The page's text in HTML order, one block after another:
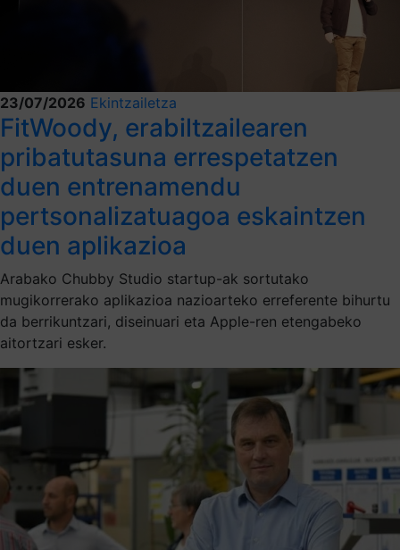
23/07/2026 Ekintzailetza
FitWoody, erabiltzailearen
pribatutasuna errespetatzen
duen entrenamendu
pertsonalizatuagoa eskaintzen
duen aplikazioa
Arabako Chubby Studio startup-ak sortutako
mugikorrerako aplikazioa nazioarteko erreferente bihurtu
da berrikuntzari, diseinuari eta Apple-ren etengabeko
aitortzari esker.